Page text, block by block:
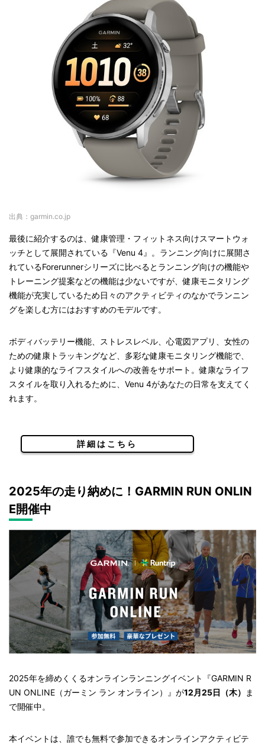
出典：garmin.co.jp
最後に紹介するのは、健康管理・フィットネス向けスマートウォ
ッチとして展開されている『Venu 4』。ランニング向けに展開さ
れているForerunnerシリーズに比べるとランニング向けの機能や
トレーニング提案などの機能は少ないですが、健康モニタリング
機能が充実しているため日々のアクティビティのなかでランニン
グを楽しむ方にはおすすめのモデルです。
ボディバッテリー機能、ストレスレベル、心電図アプリ、女性の
ための健康トラッキングなど、多彩な健康モニタリング機能で、
より健康的なライフスタイルへの改善をサポート。健康なライフ
スタイルを取り入れるために、Venu 4があなたの日常を支えてく
れます。
詳細はこちら
2025年の走り納めに！GARMIN RUN ONLIN
E開催中
2025年を締めくくるオンラインランニングイベント『GARMIN R
UN ONLINE（ガーミン ラン オンライン）』が12月25日（木）
ま
で開催中。
本イベントは、誰でも無料で参加できるオンラインアクティビテ